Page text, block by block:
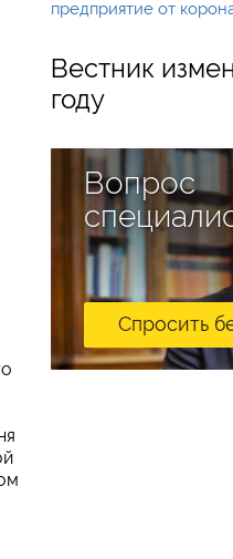
предприятие от
Вестник
году
Вопрос
Спросить